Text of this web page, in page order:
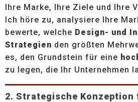
Ihre Marke, Ihre Ziele und Ihre
Ich höre zu, analysiere Ihre
bewerte, welche Design- und
Strategien den größten
es, den Grundstein für eine
zu legen, die Ihr Unternehmen
2. Strategische Konzeption